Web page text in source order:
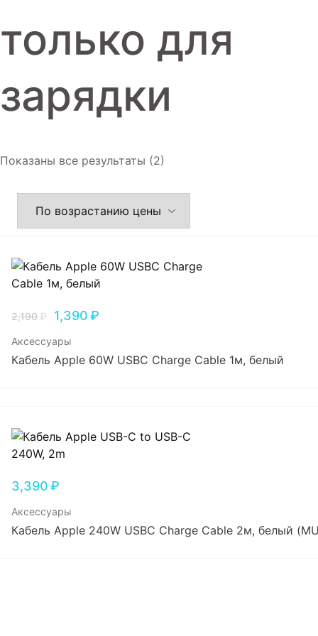
Аксессуары
только для
зарядки
Показаны все результаты (2)
2,190₽ 1,390₽
Аксессуары
Кабель Apple 60W USBC Charge Cable 1м, белый
3,390₽
Аксессуары
Кабель Apple 240W USBC Charge Cable 2м, белый